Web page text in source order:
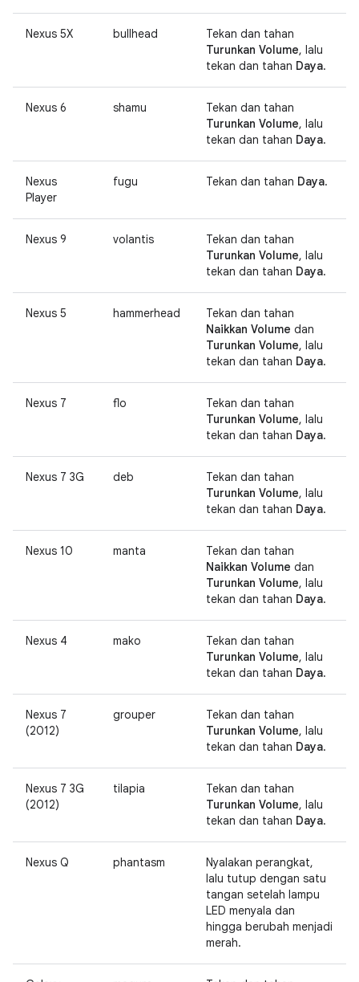
Nexus 5X bullhead
Tekan dan tahan
Turunkan Volume, lalu
tekan dan tahan Daya.
Nexus 6 shamu
Tekan dan tahan
Turunkan Volume, lalu
tekan dan tahan Daya.
Nexus
Player
fugu Tekan dan tahan Daya.
Nexus 9 volantis
Tekan dan tahan
Turunkan Volume, lalu
tekan dan tahan Daya.
Nexus 5 hammerhead
Tekan dan tahan
Naikkan Volume dan
Turunkan Volume, lalu
tekan dan tahan Daya.
Nexus 7 flo
Tekan dan tahan
Turunkan Volume, lalu
tekan dan tahan Daya.
Nexus 7 3G deb
Tekan dan tahan
Turunkan Volume, lalu
tekan dan tahan Daya.
Nexus 10 manta
Tekan dan tahan
Naikkan Volume dan
Turunkan Volume, lalu
tekan dan tahan Daya.
Nexus 4 mako
Tekan dan tahan
Turunkan Volume, lalu
tekan dan tahan Daya.
Nexus 7
(2012)
grouper
Tekan dan tahan
Turunkan Volume, lalu
tekan dan tahan Daya.
Nexus 7 3G
(2012)
tilapia
Tekan dan tahan
Turunkan Volume, lalu
tekan dan tahan Daya.
Nexus Q phantasm
Nyalakan perangkat,
lalu tutup dengan satu
tangan setelah lampu
LED menyala dan
hingga berubah menjadi
merah.